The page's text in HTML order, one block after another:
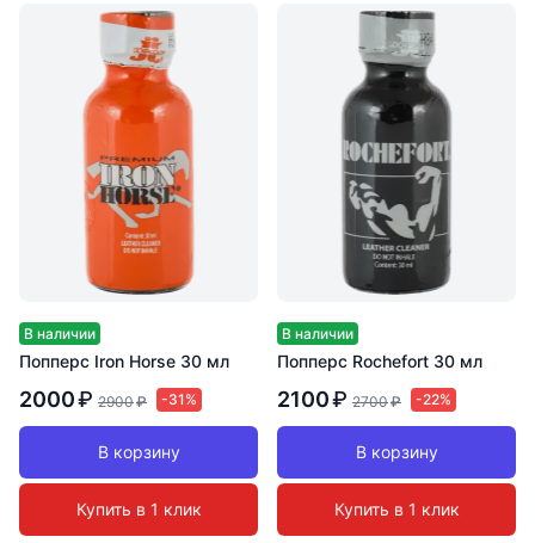
В наличии
Попперс Iron Horse 30 мл
2000₽ 2900₽ -31%
В корзину
Купить в 1 клик
В наличии
Попперс Rochefort 30 мл
2100₽ 2700₽ -22%
В корзину
Купить в 1 клик